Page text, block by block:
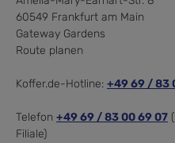
60549 Frankfurt am Main
Gateway Gardens
Route planen
Koffer.de-Hotline: +49 69 / 83
Telefon +49 69 / 83 00 69 07
Filiale)